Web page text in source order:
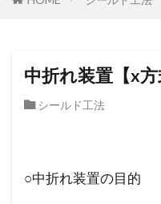
中折れ装置【x方
シールド工法
○中折れ装置の目的